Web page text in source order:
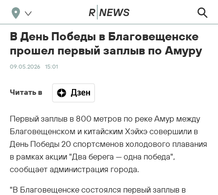
В День Победы в Благовещенске
прошел первый заплыв по Амуру
09.05.2026 15:01
Читать в
Первый заплыв в 800 метров по реке Амур между
Благовещенском и китайским Хэйхэ совершили в
День Победы 20 спортсменов холодового плавания
в рамках акции "Два берега — одна победа",
сообщает администрация города.
"В Благовещенске состоялся первый заплыв в